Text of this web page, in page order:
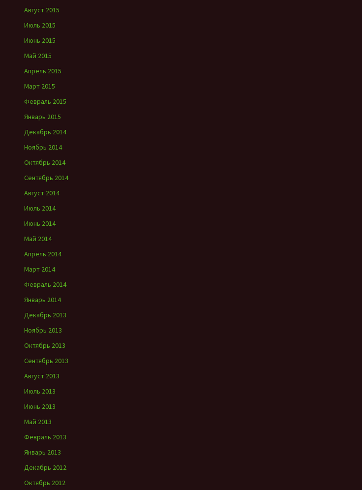
Август 2015
Июль 2015
Июнь 2015
Май 2015
Апрель 2015
Март 2015
Февраль 2015
Январь 2015
Декабрь 2014
Ноябрь 2014
Октябрь 2014
Сентябрь 2014
Август 2014
Июль 2014
Июнь 2014
Май 2014
Апрель 2014
Март 2014
Февраль 2014
Январь 2014
Декабрь 2013
Ноябрь 2013
Октябрь 2013
Сентябрь 2013
Август 2013
Июль 2013
Июнь 2013
Май 2013
Февраль 2013
Январь 2013
Декабрь 2012
Октябрь 2012